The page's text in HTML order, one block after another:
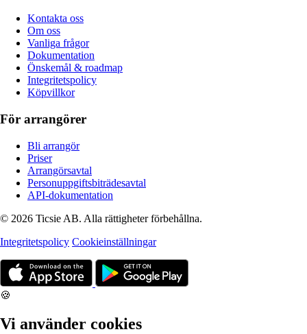
Kontakta oss
Om oss
Vanliga frågor
Dokumentation
Önskemål & roadmap
Integritetspolicy
Köpvillkor
För arrangörer
Bli arrangör
Priser
Arrangörsavtal
Personuppgiftsbiträdesavtal
API-dokumentation
© 2026 Ticsie AB. Alla rättigheter förbehållna.
Integritetspolicy Cookieinställningar
🍪
Vi använder cookies